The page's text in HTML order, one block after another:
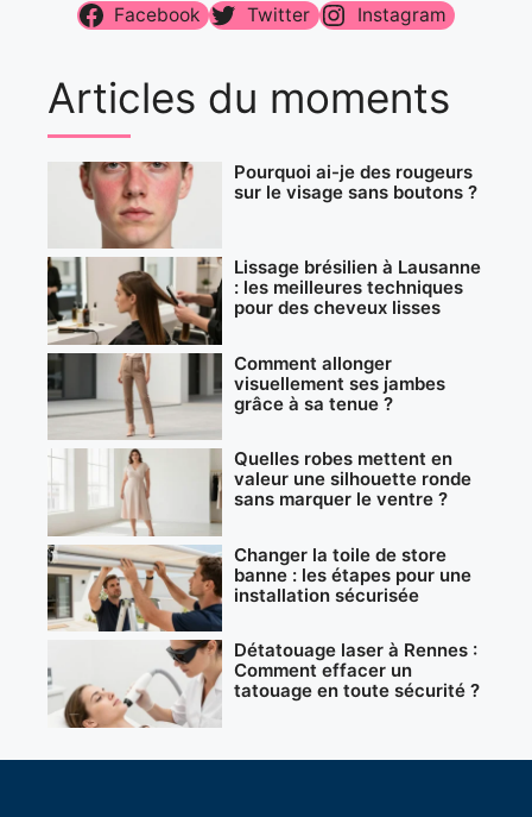
Facebook Twitter Instagram
Articles du moments
Pourquoi ai-je des rougeurs
sur le visage sans boutons ?
Lissage brésilien à Lausanne
: les meilleures techniques
pour des cheveux lisses
Comment allonger
visuellement ses jambes
grâce à sa tenue ?
Quelles robes mettent en
valeur une silhouette ronde
sans marquer le ventre ?
Changer la toile de store
banne : les étapes pour une
installation sécurisée
Détatouage laser à Rennes :
Comment effacer un
tatouage en toute sécurité ?